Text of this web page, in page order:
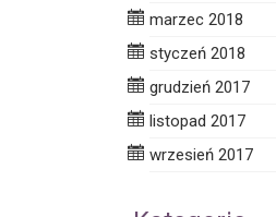
marzec 2018
styczeń 2018
grudzień 2017
listopad 2017
wrzesień 2017